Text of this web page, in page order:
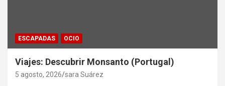
ESCAPADAS OCIO
Viajes: Descubrir Monsanto (Portugal)
5 agosto, 2026 sara Suárez